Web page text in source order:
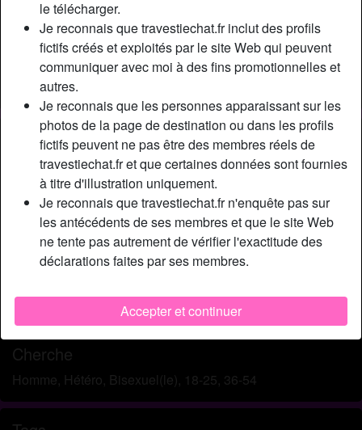
le télécharger.
Je reconnais que travestiechat.fr inclut des profils
fictifs créés et exploités par le site Web qui peuvent
communiquer avec moi à des fins promotionnelles et
autres.
Je reconnais que les personnes apparaissant sur les
photos de la page de destination ou dans les profils
fictifs peuvent ne pas être des membres réels de
travestiechat.fr et que certaines données sont fournies
à titre d'illustration uniquement.
Je reconnais que travestiechat.fr n'enquête pas sur
les antécédents de ses membres et que le site Web
ne tente pas autrement de vérifier l'exactitude des
déclarations faites par ses membres.
Accepter et continuer
Relation:
Célibataire
Couleur des cheveux:
Brunette
Couleur des yeux:
Brun
Taille:
Description
Bonjour les keums entre 20 et 50 ans, je suis Lydie, une
très jeune transsexuelle, très sauvage mais aussi très
fonceuse. Je sais ce que je veux. Je recherche une
aventure à moyen ou long terme avec un mec respectueux
et affectueux. J’en ai fini avec les brutes. Je veux un bel
échange entre nous, pas seulement au niveau du sexe
souhaite vivement que nous soyons complices et
amoureux pour vrai. À très bientôt.
Cherche
Homme, Hétéro, Bisexuel(le), 18-25, 36-54